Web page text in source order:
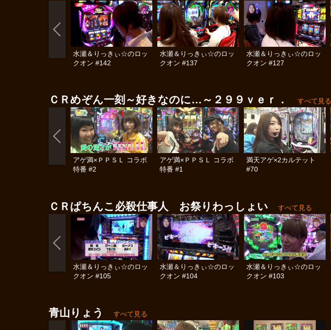
水瀬＆りっきぃ☆のロッ
クオン #142
水瀬＆りっきぃ☆のロッ
クオン #137
水瀬＆りっきぃ☆のロッ
クオン #127
ＣＲめぞん一刻～好きなのに…～２９９ｖｅｒ． すべて見る
アゲ満×ＰＰＳＬ コラボ
特番 #2
アゲ満×ＰＰＳＬ コラボ
特番 #1
満天アゲ×2カルテット
#70
ＣＲぱちんこ必殺仕事人 お祭りわっしょい すべて見る
水瀬＆りっきぃ☆のロッ
クオン #105
水瀬＆りっきぃ☆のロッ
クオン #104
水瀬＆りっきぃ☆のロッ
クオン #103
青山りょう すべて見る